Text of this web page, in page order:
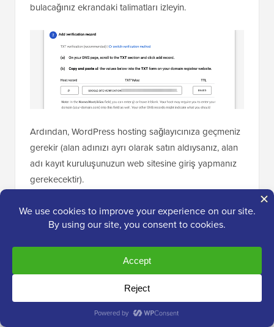
bulacağınız ekrandaki talimatları izleyin.
Ardından, WordPress hosting sağlayıcınıza geçmeniz
gerekir (alan adınızı ayrı olarak satın aldıysanız, alan
adı kayıt kuruluşunuzun web sitesine giriş yapmanız
gerekecektir).
Hosting kontrol panelinizde Alan Adları bölümüne
gidin ve alan adınızın yanındaki 'Ayarlar' düğmesine